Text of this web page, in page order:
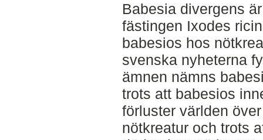
Babesia divergens
fästingen Ixodes
babesios hos
svenska nyheterna
ämnen nämns
trots att babesios
förluster världen
nötkreatur och trots